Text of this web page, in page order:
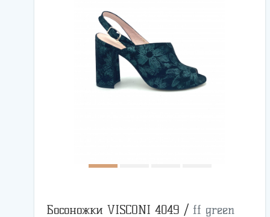
Босоножки VISCONI 4049 / ff green